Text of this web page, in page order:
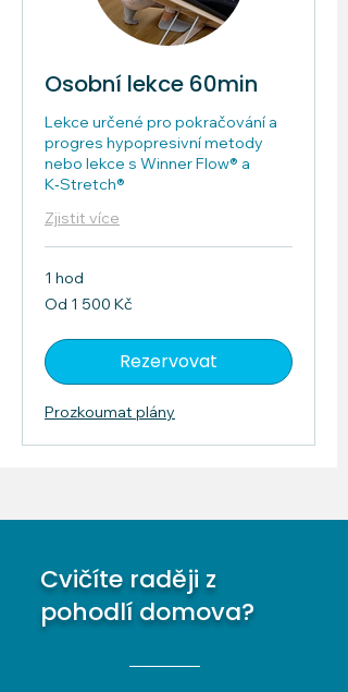
Osobní lekce 60min
Lekce určené pro pokračování a
progres hypopresivní metody
nebo lekce s Winner Flow® a
K‑Stretch®
Zjistit více
1 hod
Od
1 500
Od 1 500 Kč
Rezervovat
Prozkoumat plány
Cvičíte raději z
pohodlí domova?